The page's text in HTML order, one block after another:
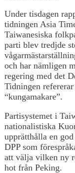
Under tisdagen
tidningen Asia
Taiwanesiska
parti blev tredjde
och har nämligen
regering med det
Tidningen
“kungamakare”.
Partisystemet i
nationalistiska
upprätthålla en
DPP som
att välja vilken ny
hot från Peking.